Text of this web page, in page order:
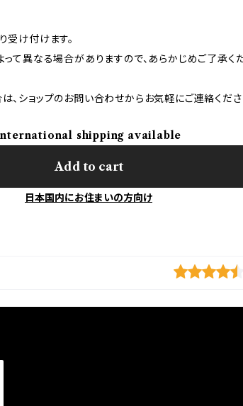
受け付けます。
て異なる場合がありますので、あらかじめご了承くだ
、ショップのお問い合わせからお気軽にご連絡くださ
shipping available
Add to cart
日本国内にお住まいの方向け